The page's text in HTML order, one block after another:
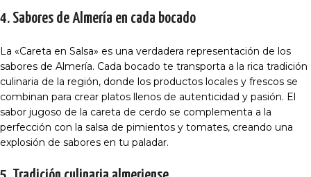
4. Sabores de Almería en cada bocado
La «Careta en Salsa» es una verdadera representación de los
sabores de Almería. Cada bocado te transporta a la rica tradición
culinaria de la región, donde los productos locales y frescos se
combinan para crear platos llenos de autenticidad y pasión. El
sabor jugoso de la careta de cerdo se complementa a la
perfección con la salsa de pimientos y tomates, creando una
explosión de sabores en tu paladar.